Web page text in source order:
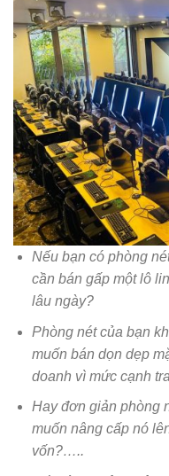
Nếu bạn có phòng
cần bán gấp một lô
lâu ngày?
Phòng nét của bạn
muốn bán dọn dẹp
doanh vì mức cạnh
Hay đơn giản phòng
muốn nâng cấp nó
vốn?…..